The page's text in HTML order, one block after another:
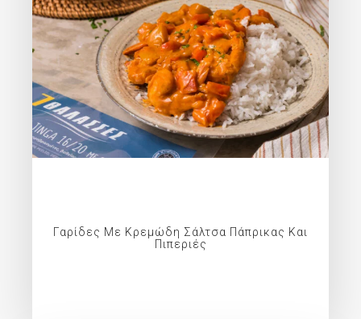
Γαρίδες Με Κρεμώδη Σάλτσα Πάπρικας Και
Πιπεριές